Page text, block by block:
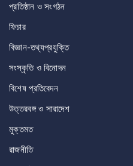
প্রতিষ্ঠান ও সংগঠন
ফিচার
বিজ্ঞান-তথ্যপ্রযুক্তি
সংস্কৃতি ও বিনোদন
বিশেষ প্রতিবেদন
উত্তরবঙ্গ ও সারাদেশ
মুক্তমত
রাজনীতি